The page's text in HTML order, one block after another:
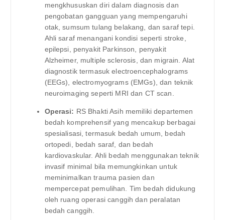
mengkhususkan diri dalam diagnosis dan
pengobatan gangguan yang mempengaruhi
otak, sumsum tulang belakang, dan saraf tepi.
Ahli saraf menangani kondisi seperti stroke,
epilepsi, penyakit Parkinson, penyakit
Alzheimer, multiple sclerosis, dan migrain. Alat
diagnostik termasuk electroencephalograms
(EEGs), electromyograms (EMGs), dan teknik
neuroimaging seperti MRI dan CT scan.
Operasi: RS Bhakti Asih memiliki departemen
bedah komprehensif yang mencakup berbagai
spesialisasi, termasuk bedah umum, bedah
ortopedi, bedah saraf, dan bedah
kardiovaskular. Ahli bedah menggunakan teknik
invasif minimal bila memungkinkan untuk
meminimalkan trauma pasien dan
mempercepat pemulihan. Tim bedah didukung
oleh ruang operasi canggih dan peralatan
bedah canggih.